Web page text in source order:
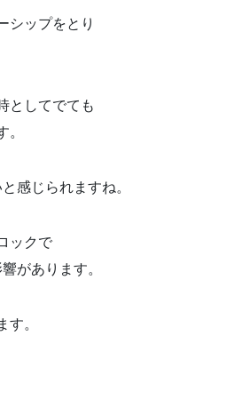
シップをとり
としてでても
。
感じられますね。
ックで
があります。
す。